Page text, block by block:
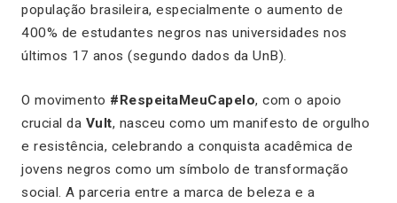
população brasileira, especialmente o aumento de
400% de estudantes negros nas universidades nos
últimos 17 anos (segundo dados da UnB).
O movimento #RespeitaMeuCapelo, com o apoio
crucial da Vult, nasceu como um manifesto de orgulho
e resistência, celebrando a conquista acadêmica de
jovens negros como um símbolo de transformação
social. A parceria entre a marca de beleza e a